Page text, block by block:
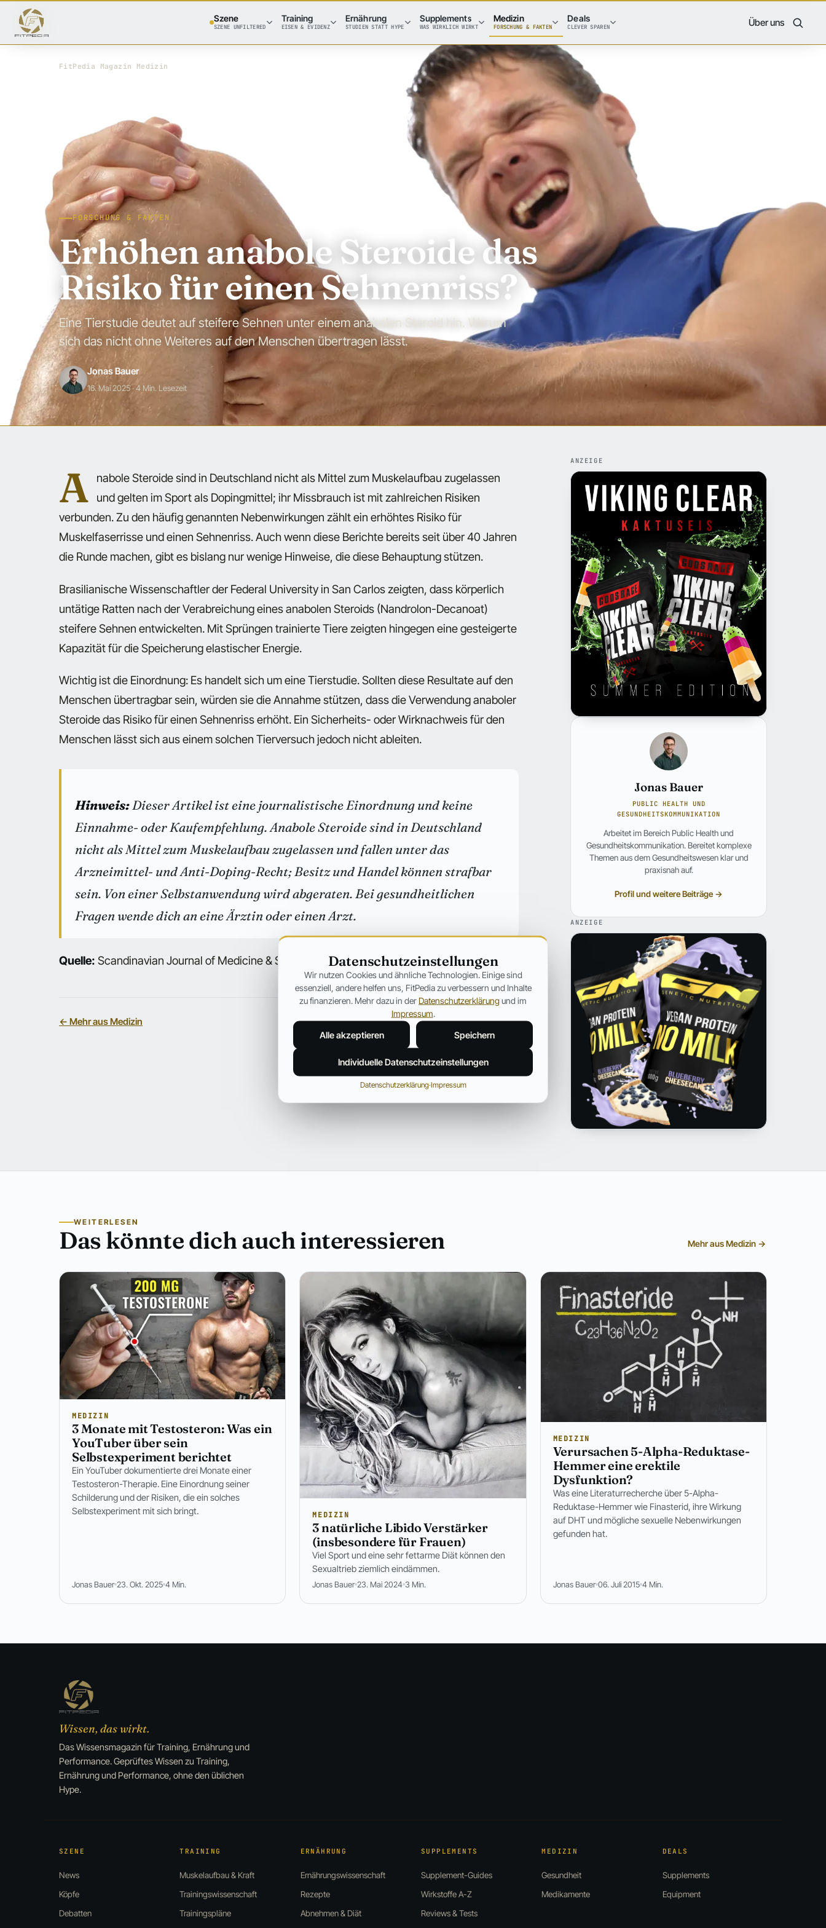
Szene
SZENE UNFILTERED
Training
EISEN & EVIDENZ
Ernährung
STUDIEN STATT HYPE
Supplements
WAS WIRKLICH WIRKT
Medizin
FORSCHUNG & FAKTEN
Deals
CLEVER SPAREN Über uns
FitPedia Magazin Medizin
FORSCHUNG & FAKTEN
Erhöhen anabole Steroide das
Risiko für einen Sehnenriss?
Eine Tierstudie deutet auf steifere Sehnen unter einem anabolen Steroid hin. Warum
sich das nicht ohne Weiteres auf den Menschen übertragen lässt.
Jonas Bauer
16. Mai 2025· 4 Min. Lesezeit
A
nabole Steroide sind in Deutschland nicht als Mittel zum Muskelaufbau zugelassen
und gelten im Sport als Dopingmittel; ihr Missbrauch ist mit zahlreichen Risiken
verbunden. Zu den häufig genannten Nebenwirkungen zählt ein erhöhtes Risiko für
Muskelfaserrisse und einen Sehnenriss. Auch wenn diese Berichte bereits seit über 40 Jahren
die Runde machen, gibt es bislang nur wenige Hinweise, die diese Behauptung stützen.
Brasilianische Wissenschaftler der Federal University in San Carlos zeigten, dass körperlich
untätige Ratten nach der Verabreichung eines anabolen Steroids (Nandrolon-Decanoat)
steifere Sehnen entwickelten. Mit Sprüngen trainierte Tiere zeigten hingegen eine gesteigerte
Kapazität für die Speicherung elastischer Energie.
Wichtig ist die Einordnung: Es handelt sich um eine Tierstudie. Sollten diese Resultate auf den
Menschen übertragbar sein, würden sie die Annahme stützen, dass die Verwendung anaboler
Steroide das Risiko für einen Sehnenriss erhöht. Ein Sicherheits- oder Wirknachweis für den
Menschen lässt sich aus einem solchen Tierversuch jedoch nicht ableiten.
Hinweis: Dieser Artikel ist eine journalistische Einordnung und keine
Einnahme- oder Kaufempfehlung. Anabole Steroide sind in Deutschland
nicht als Mittel zum Muskelaufbau zugelassen und fallen unter das
Arzneimittel- und Anti-Doping-Recht; Besitz und Handel können strafbar
sein. Von einer Selbstanwendung wird abgeraten. Bei gesundheitlichen
Fragen wende dich an eine Ärztin oder einen Arzt.
Quelle: Scandinavian Journal of Medicine & Science in Sports (im Druck; 29. Juli 2010).
← Mehr aus Medizin
ANZEIGE
Jonas Bauer
PUBLIC HEALTH UND
GESUNDHEITSKOMMUNIKATION
Arbeitet im Bereich Public Health und
Gesundheitskommunikation. Bereitet komplexe
Themen aus dem Gesundheitswesen klar und
praxisnah auf.
Profil und weitere Beiträge →
ANZEIGE
WEITERLESEN
Das könnte dich auch interessieren Mehr aus Medizin →
MEDIZIN
3 Monate mit Testosteron: Was ein
YouTuber über sein
Selbstexperiment berichtet
Ein YouTuber dokumentierte drei Monate einer
Testosteron-Therapie. Eine Einordnung seiner
Schilderung und der Risiken, die ein solches
Selbstexperiment mit sich bringt.
Jonas Bauer 23. Okt. 2025 4 Min.
MEDIZIN
3 natürliche Libido Verstärker
(insbesondere für Frauen)
Viel Sport und eine sehr fettarme Diät können den
Sexualtrieb ziemlich eindämmen.
Jonas Bauer 23. Mai 2024 3 Min.
MEDIZIN
Verursachen 5-Alpha-Reduktase-
Hemmer eine erektile
Dysfunktion?
Was eine Literaturrecherche über 5-Alpha-
Reduktase-Hemmer wie Finasterid, ihre Wirkung
auf DHT und mögliche sexuelle Nebenwirkungen
gefunden hat.
Jonas Bauer 06. Juli 2015 4 Min.
Wissen, das wirkt.
Das Wissensmagazin für Training, Ernährung und
Performance. Geprüftes Wissen zu Training,
Ernährung und Performance, ohne den üblichen
Hype.
SZENE
News
Köpfe
Debatten
TRAINING
Muskelaufbau & Kraft
Trainingswissenschaft
Trainingspläne
ERNÄHRUNG
Ernährungswissenschaft
Rezepte
Abnehmen & Diät
SUPPLEMENTS
Supplement-Guides
Wirkstoffe A-Z
Reviews & Tests
MEDIZIN
Gesundheit
Medikamente
DEALS
Supplements
Equipment
Datenschutzeinstellungen
Wir nutzen Cookies und ähnliche Technologien. Einige sind
essenziell, andere helfen uns, FitPedia zu verbessern und Inhalte
zu finanzieren. Mehr dazu in der Datenschutzerklärungund im
Impressum
Alle akzeptieren Speichern
Individuelle Datenschutzeinstellungen
Datenschutzerklärung·Impressum